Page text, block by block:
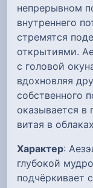
непрерывном
внутреннего
стремятся
открытиями.
с головой
вдохновляя
собственного
оказывается в
витая в
Характер:
глубокой
подчёркивает